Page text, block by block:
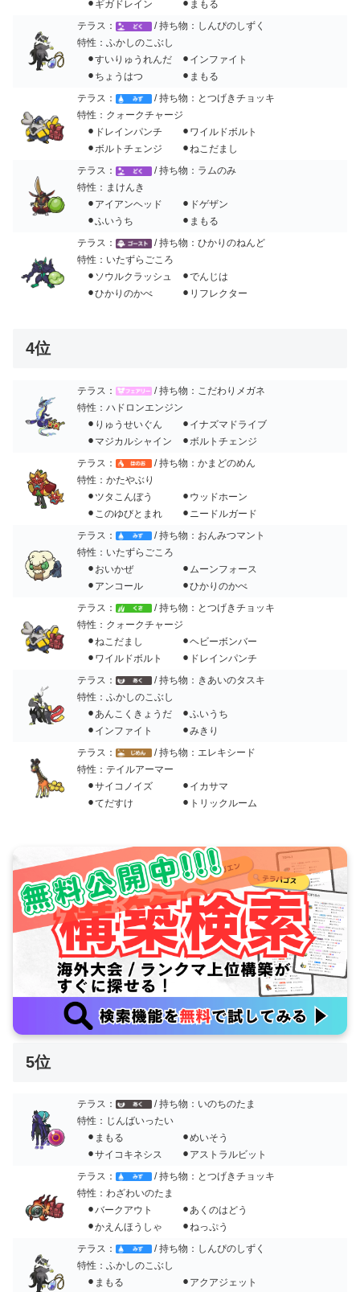
⚫︎ギガドレイン ⚫︎まもる
テラス：
/ 持ち物：しんぴのしずく
特性：ふかしのこぶし
⚫︎すいりゅうれんだ ⚫︎インファイト
⚫︎ちょうはつ ⚫︎まもる
テラス：
/ 持ち物：とつげきチョッキ
特性：クォークチャージ
⚫︎ドレインパンチ ⚫︎ワイルドボルト
⚫︎ボルトチェンジ ⚫︎ねこだまし
テラス：
/ 持ち物：ラムのみ
特性：まけんき
⚫︎アイアンヘッド ⚫︎ドゲザン
⚫︎ふいうち ⚫︎まもる
テラス：
/ 持ち物：ひかりのねんど
特性：いたずらごころ
⚫︎ソウルクラッシュ ⚫︎でんじは
⚫︎ひかりのかべ ⚫︎リフレクター
4位
テラス：
/ 持ち物：こだわりメガネ
特性：ハドロンエンジン
⚫︎りゅうせいぐん ⚫︎イナズマドライブ
⚫︎マジカルシャイン ⚫︎ボルトチェンジ
テラス：
/ 持ち物：かまどのめん
特性：かたやぶり
⚫︎ツタこんぼう ⚫︎ウッドホーン
⚫︎このゆびとまれ ⚫︎ニードルガード
テラス：
/ 持ち物：おんみつマント
特性：いたずらごころ
⚫︎おいかぜ ⚫︎ムーンフォース
⚫︎アンコール ⚫︎ひかりのかべ
テラス：
/ 持ち物：とつげきチョッキ
特性：クォークチャージ
⚫︎ねこだまし ⚫︎ヘビーボンバー
⚫︎ワイルドボルト ⚫︎ドレインパンチ
テラス：
/ 持ち物：きあいのタスキ
特性：ふかしのこぶし
⚫︎あんこくきょうだ ⚫︎ふいうち
⚫︎インファイト ⚫︎みきり
テラス：
/ 持ち物：エレキシード
特性：テイルアーマー
⚫︎サイコノイズ ⚫︎イカサマ
⚫︎てだすけ ⚫︎トリックルーム
5位
テラス：
/ 持ち物：いのちのたま
特性：じんばいったい
⚫︎まもる ⚫︎めいそう
⚫︎サイコキネシス ⚫︎アストラルビット
テラス：
/ 持ち物：とつげきチョッキ
特性：わざわいのたま
⚫︎バークアウト ⚫︎あくのはどう
⚫︎かえんほうしゃ ⚫︎ねっぷう
テラス：
/ 持ち物：しんぴのしずく
特性：ふかしのこぶし
⚫︎まもる ⚫︎アクアジェット